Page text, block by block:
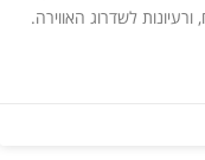
לשדרוג האווירה.